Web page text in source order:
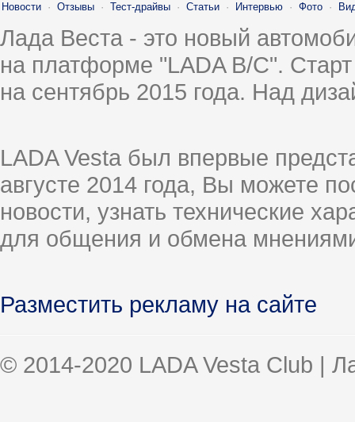
Новости · Отзывы · Тест-драйвы · Статьи · Интервью · Фото ·
Лада Веста - это новый
на платформе "LADA B/C".
на сентябрь 2015 года. Над
LADA Vesta был впервые
августе 2014 года, Вы можете
новости, узнать технические
для общения и обмена
Разместить рекламу на сайте
© 2014-2020 LADA Vesta Club |